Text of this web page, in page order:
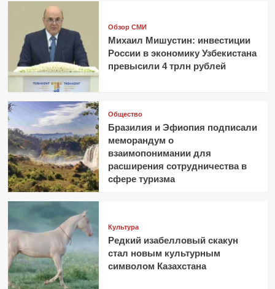
Обзор СМИ
Михаил Мишустин: инвестиции
России в экономику Узбекистана
превысили 4 трлн рублей
Общество
Бразилия и Эфиопия подписали
меморандум о
взаимопонимании для
расширения сотрудничества в
сфере туризма
Культура
Редкий изабелловый скакун
стал новым культурным
символом Казахстана